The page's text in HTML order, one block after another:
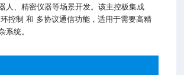
人、精密仪器等场景开发。该主控板集成
控制 和 多协议通信功能，适用于需要高精
系统。